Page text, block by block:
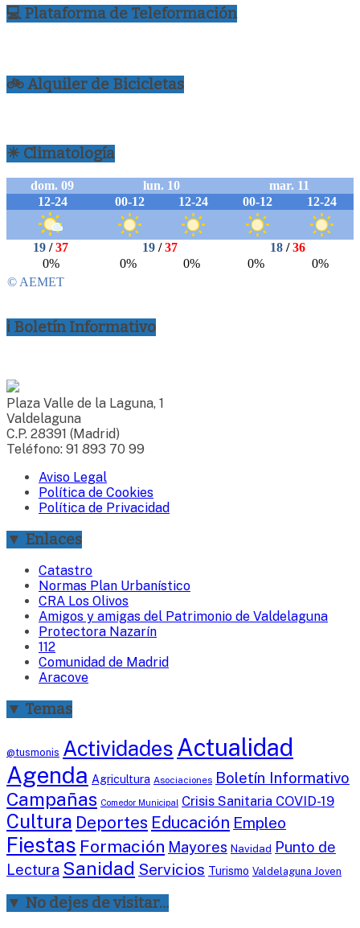
💻 Plataforma de Teleformación
🚲 Alquiler de Bicicletas
☀ Climatología
ℹ Boletín Informativo
Plaza Valle de la Laguna, 1
Valdelaguna
C.P. 28391 (Madrid)
Teléfono: 91 893 70 99
Aviso Legal
Política de Cookies
Política de Privacidad
▼ Enlaces
Catastro
Normas Plan Urbanístico
CRA Los Olivos
Amigos y amigas del Patrimonio de Valdelaguna
Protectora Nazarín
112
Comunidad de Madrid
Aracove
▼ Temas
@tusmonis ActividadesActualidad
Agenda Agricultura Asociaciones Boletín Informativo
Campañas Comedor Municipal Crisis Sanitaria COVID-19
Cultura Deportes Educación Empleo
Fiestas Formación Mayores Navidad Punto de
Lectura Sanidad Servicios Turismo Valdelaguna Joven
▼ No dejes de visitar…